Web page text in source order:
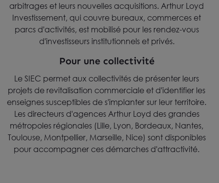
arbitrages et leurs nouvelles acquisitions. Arthur Loyd
Investissement, qui couvre bureaux, commerces et
parcs d'activités, est mobilisé pour les rendez-vous
d'investisseurs institutionnels et privés.
Pour une collectivité
Le SIEC permet aux collectivités de présenter leurs
projets de revitalisation commerciale et d'identifier les
enseignes susceptibles de s'implanter sur leur territoire.
Les directeurs d'agences Arthur Loyd des grandes
métropoles régionales (Lille, Lyon, Bordeaux, Nantes,
Toulouse, Montpellier, Marseille, Nice) sont disponibles
pour accompagner ces démarches d'attractivité.